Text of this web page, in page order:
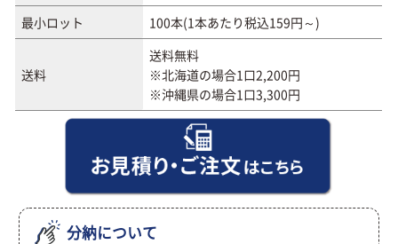
最小ロット
100本(1本あたり税込159円～)
送料
送料無料
※北海道の場合1口2,200円
※沖縄県の場合1口3,300円
分納について